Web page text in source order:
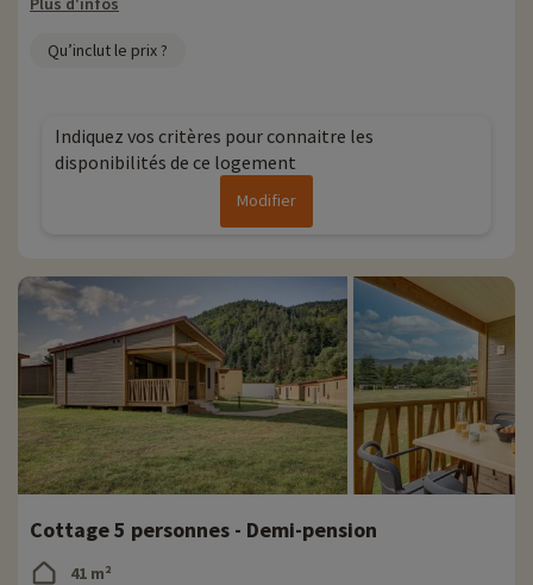
Qu’inclut le prix ?
Indiquez vos critères pour connaitre les
disponibilités de ce logement
Modifier
Cottage 5 personnes - Demi-pension
41 m²